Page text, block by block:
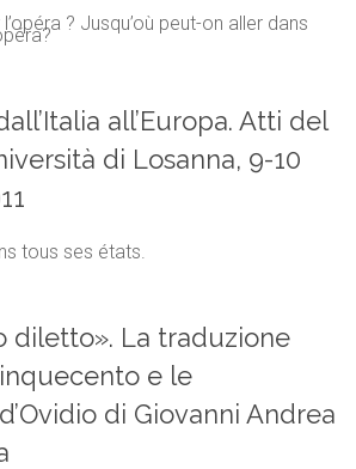
? Jusqu’où peut-on aller dans
all’Europa. Atti del
di Losanna, 9-10
tous ses états.
diletto». La traduzione
e le
di Giovanni Andrea